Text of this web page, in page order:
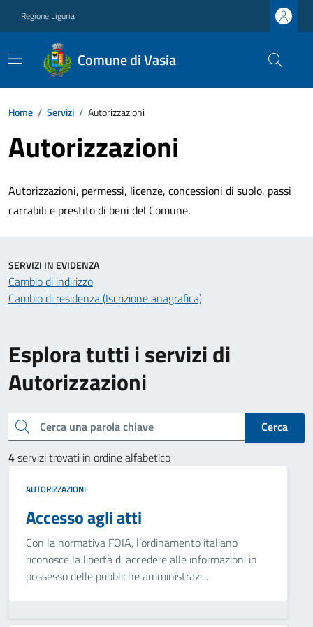
Regione Liguria
Comune di Vasia
Home / Servizi / Autorizzazioni
Autorizzazioni
Autorizzazioni, permessi, licenze, concessioni di suolo, passi
carrabili e prestito di beni del Comune.
Esplora tutti i servizi di
Autorizzazioni
Cerca una parola chiave
Cerca
4servizi trovati in ordine alfabetico
AUTORIZZAZIONI
Accesso agli atti
Con la normativa FOIA, l’ordinamento italiano
riconosce la libertà di accedere alle informazioni in
possesso delle pubbliche amministrazi...
SERVIZI IN EVIDENZA
Cambio di indirizzo
Cambio di residenza (Iscrizione anagrafica)